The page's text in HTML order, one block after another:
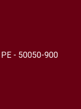
- 50050-900